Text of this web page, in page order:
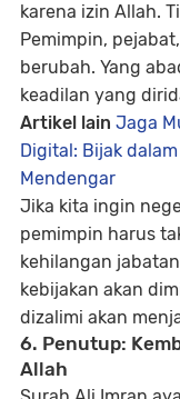
karena izin Allah.
Pemimpin,
berubah. Yang
keadilan yang
Artikel lain Jaga
Digital: Bijak
Mendengar
Jika kita ingin
pemimpin harus
kehilangan
kebijakan akan
dizalimi akan
6. Penutup:
Allah